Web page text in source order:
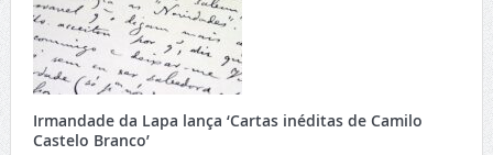
Irmandade da Lapa lança ‘Cartas inéditas de Camilo
Castelo Branco’